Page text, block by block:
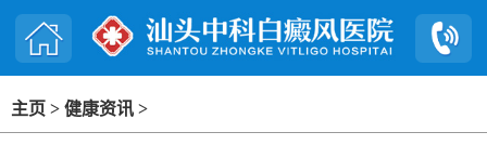
主页 > 健康资讯 >